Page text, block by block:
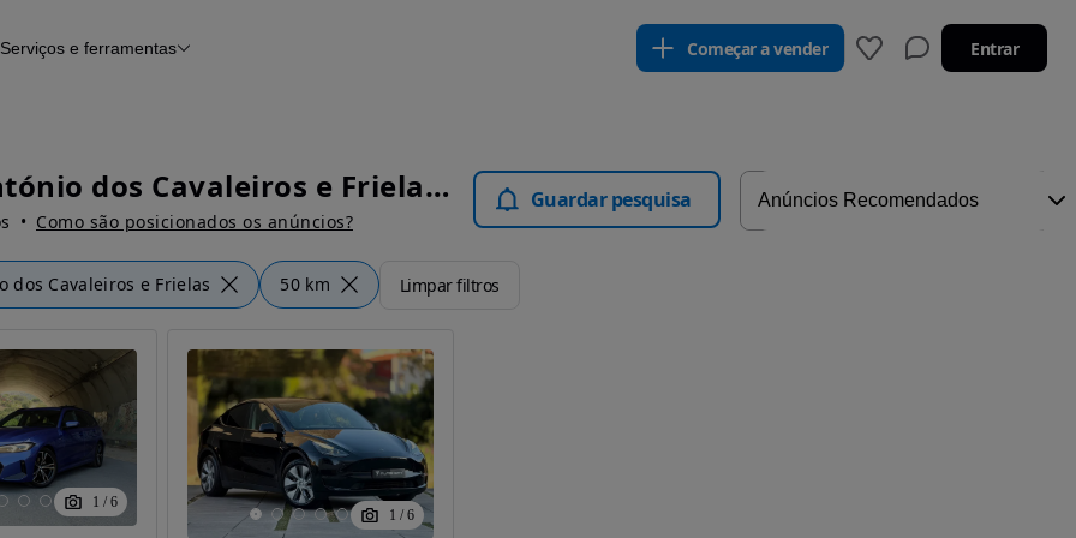
Serviços e ferramentas Começar a vender Entrar
Santo António dos Cavaleiros e Frielas - Carros
Como são posicionados os anúncios?
Guardar pesquisa
dos Cavaleiros e Frielas 50 km Limpar filtros
1 / 6
1 / 6